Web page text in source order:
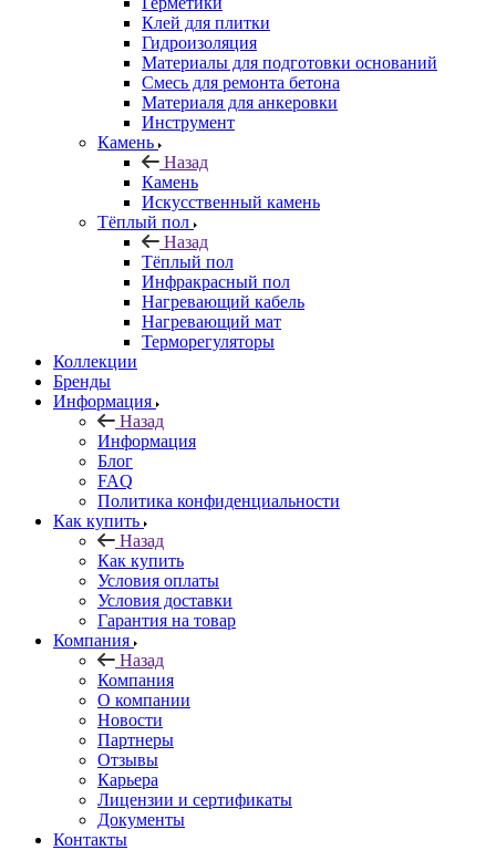
Клей для плитки
Гидроизоляция
Материалы для подготовки оснований
Смесь для ремонта бетона
Материаля для анкеровки
Инструмент
Камень
Назад
Камень
Искусственный камень
Тёплый пол
Назад
Тёплый пол
Инфракрасный пол
Нагревающий кабель
Нагревающий мат
Терморегуляторы
Коллекции
Бренды
Информация
Назад
Информация
Блог
FAQ
Политика конфиденциальности
Как купить
Назад
Как купить
Условия оплаты
Условия доставки
Гарантия на товар
Компания
Назад
Компания
О компании
Новости
Партнеры
Отзывы
Карьера
Лицензии и сертификаты
Документы
Контакты